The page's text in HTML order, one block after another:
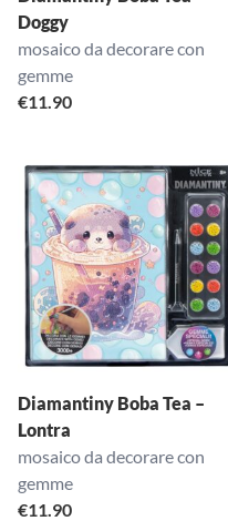
Doggy
mosaico da decorare con
gemme
€11.90
Diamantiny Boba Tea –
Lontra
mosaico da decorare con
gemme
€11.90